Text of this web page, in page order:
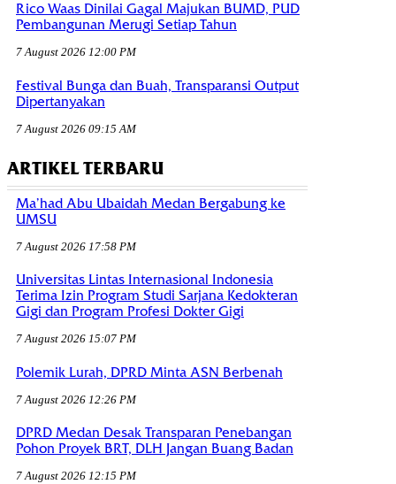
Rico Waas Dinilai Gagal Majukan BUMD, PUD
Pembangunan Merugi Setiap Tahun
7 August 2026 12:00 PM
Festival Bunga dan Buah, Transparansi Output
Dipertanyakan
7 August 2026 09:15 AM
ARTIKEL TERBARU
Ma’had Abu Ubaidah Medan Bergabung ke
UMSU
7 August 2026 17:58 PM
Universitas Lintas Internasional Indonesia
Terima Izin Program Studi Sarjana Kedokteran
Gigi dan Program Profesi Dokter Gigi
7 August 2026 15:07 PM
Polemik Lurah, DPRD Minta ASN Berbenah
7 August 2026 12:26 PM
DPRD Medan Desak Transparan Penebangan
Pohon Proyek BRT, DLH Jangan Buang Badan
7 August 2026 12:15 PM